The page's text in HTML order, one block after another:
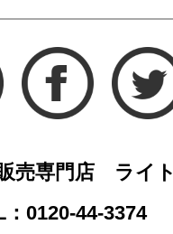
売専門店 ライ
：0120-44-3374